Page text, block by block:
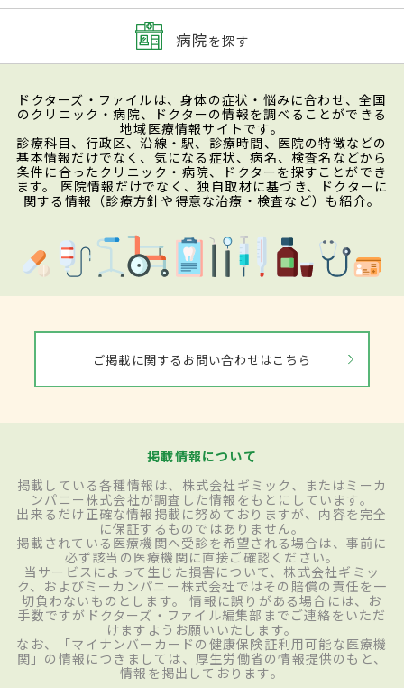
病院を探す
ドクターズ・ファイルは、身体の症状・悩みに合わせ、全国
のクリニック・病院、ドクターの情報を調べることができる
地域医療情報サイトです。
診療科目、行政区、沿線・駅、診療時間、医院の特徴などの
基本情報だけでなく、気になる症状、病名、検査名などから
条件に合ったクリニック・病院、ドクターを探すことができ
ます。 医院情報だけでなく、独自取材に基づき、ドクターに
関する情報（診療方針や得意な治療・検査など）も紹介。
ご掲載に関するお問い合わせはこちら
掲載情報について
掲載している各種情報は、株式会社ギミック、またはミーカ
ンパニー株式会社が調査した情報をもとにしています。
出来るだけ正確な情報掲載に努めておりますが、内容を完全
に保証するものではありません。
掲載されている医療機関へ受診を希望される場合は、事前に
必ず該当の医療機関に直接ご確認ください。
当サービスによって生じた損害について、株式会社ギミッ
ク、およびミーカンパニー株式会社ではその賠償の責任を一
切負わないものとします。 情報に誤りがある場合には、お
手数ですがドクターズ・ファイル編集部までご連絡をいただ
けますようお願いいたします。
なお、「マイナンバーカードの健康保険証利用可能な医療機
関」の情報につきましては、厚生労働省の情報提供のもと、
情報を掲出しております。